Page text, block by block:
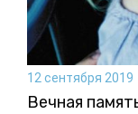
12 сентября 2019
Вечная